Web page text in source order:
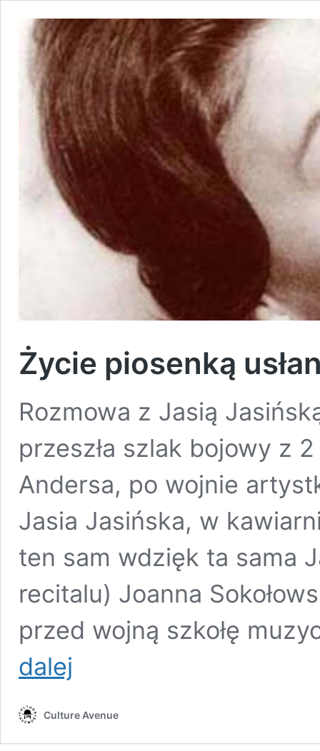
Życie piosenką
Rozmowa z Jasią
przeszła szlak bojowy z
Andersa, po wojnie
Jasia Jasińska, w
ten sam wdzięk ta sama
recitalu) Joanna
przed wojną szkołę
dalej
Culture Avenue